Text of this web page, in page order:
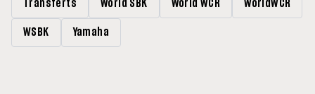
Transferts World SBK World WCR WorldWCR
WSBK Yamaha